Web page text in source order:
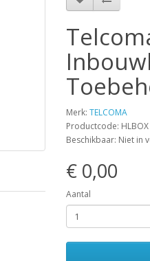
Merk: TELCOMA
Productcode: HLBOX
Beschikbaar: Niet in
€ 0,00
Aantal